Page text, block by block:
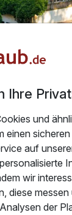
dem
exklusiven
Designhotel
Trubel der
Ihre
und
einen
auf
wir
diese
der